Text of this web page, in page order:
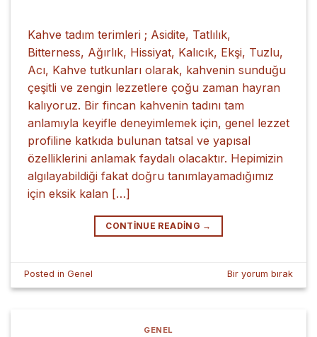
Kahve tadım terimleri ; Asidite, Tatlılık,
Bitterness, Ağırlık, Hissiyat, Kalıcık, Ekşi, Tuzlu,
Acı, Kahve tutkunları olarak, kahvenin sunduğu
çeşitli ve zengin lezzetlere çoğu zaman hayran
kalıyoruz. Bir fincan kahvenin tadını tam
anlamıyla keyifle deneyimlemek için, genel lezzet
profiline katkıda bulunan tatsal ve yapısal
özelliklerini anlamak faydalı olacaktır. Hepimizin
algılayabildiği fakat doğru tanımlayamadığımız
için eksik kalan […]
CONTINUE READING →
Posted inGenel Bir yorum bırak
GENEL